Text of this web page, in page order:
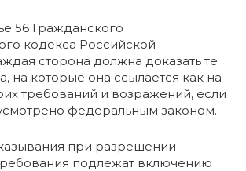
56 Гражданского
кодекса Российской
сторона должна доказать те
на которые она ссылается как на
требований и возражений, если
федеральным законом.
при разрешении
подлежат включению